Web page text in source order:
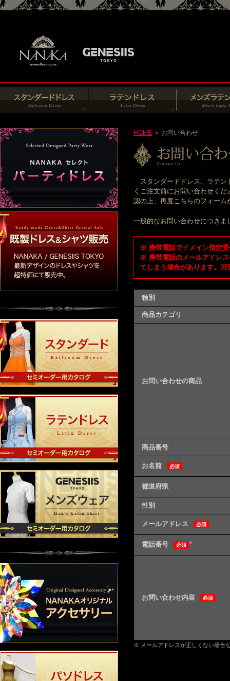
HOME ＞ お問い合わせ
スタンダードドレス、ラテン
くご注文前にお問い合わせく
認の上、再度こちらのフォー
一般的なお問い合わせにつき
※ 携帯電話でドメイン指定
※ 携帯電話のメールアドレ
てしまう場合があります。3
種別
商品カテゴリ
お問い合わせの商品
商品番号
お名前 必須
都道府県
性別
メールアドレス 必須
電話番号 必須 ※
お問い合わせ内容 必須
※ メールアドレスが正しくない場合